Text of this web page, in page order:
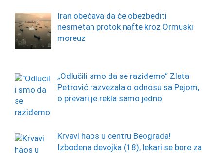
Iran obećava da će obezbediti
nesmetan protok nafte kroz Ormuski
moreuz
„Odlučili smo da se raziđemo“ Zlata
Petrović razvezala o odnosu sa Pejom,
o prevari je rekla samo jedno
Krvavi haos u centru Beograda!
Izbodena devojka (18), lekari se bore za